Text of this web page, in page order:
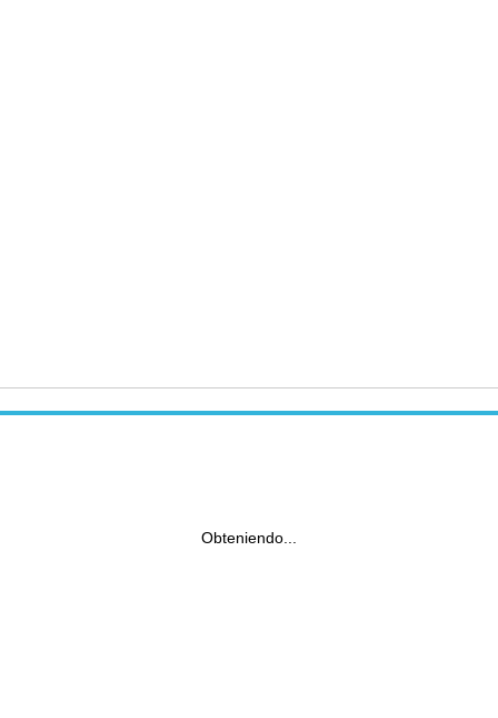
Obteniendo...